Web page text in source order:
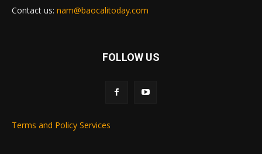
Contact us: nam@baocalitoday.com
FOLLOW US
Terms and Policy Services